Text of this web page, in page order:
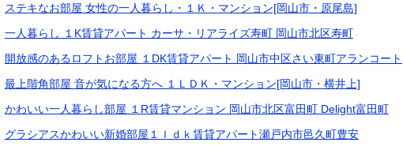
ステキなお部屋 女性の一人暮らし・１Ｋ・マンション[岡山市・原尾島]
一人暮らし １K賃貸アパート カーサ・リアライズ寿町 岡山市北区寿町
開放感のあるロフトお部屋 １DK賃貸アパート 岡山市中区さい東町アランコート
最上階角部屋 音が気になる方へ １ＬＤＫ・マンション[岡山市・横井上]
かわいい一人暮らし部屋 １R賃貸マンション 岡山市北区富田町 Delight富田町
グラシアスかわいい新婚部屋１ｌｄｋ賃貸アパート瀬戸内市邑久町豊安